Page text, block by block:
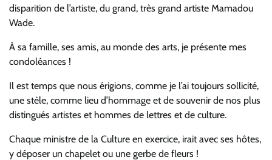
disparition de l’artiste, du grand, très grand artiste Mamadou
Wade.
À sa famille, ses amis, au monde des arts, je présente mes
condoléances !
Il est temps que nous érigions, comme je l’ai toujours sollicité,
une stèle, comme lieu d’hommage et de souvenir de nos plus
distingués artistes et hommes de lettres et de culture.
Chaque ministre de la Culture en exercice, irait avec ses hôtes,
y déposer un chapelet ou une gerbe de fleurs !